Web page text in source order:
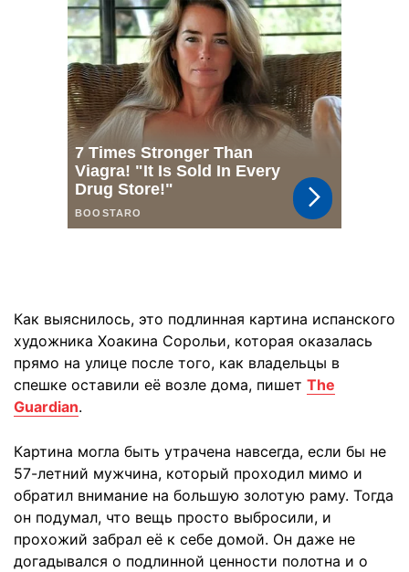
Как выяснилось, это подлинная картина испанского
художника Хоакина Сорольи, которая оказалась
прямо на улице после того, как владельцы в
спешке оставили её возле дома, пишет The
Guardian.
Картина могла быть утрачена навсегда, если бы не
57-летний мужчина, который проходил мимо и
обратил внимание на большую золотую раму. Тогда
он подумал, что вещь просто выбросили, и
прохожий забрал её к себе домой. Он даже не
догадывался о подлинной ценности полотна и о